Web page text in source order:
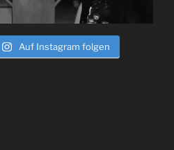
Auf Instagram folgen